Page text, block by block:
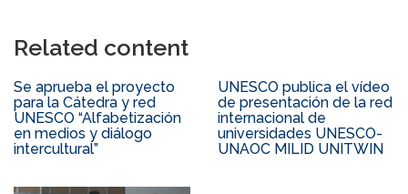
Related content
Se aprueba el proyecto
para la Cátedra y red
UNESCO “Alfabetización
en medios y diálogo
intercultural”
UNESCO publica el vídeo
de presentación de la red
internacional de
universidades UNESCO-
UNAOC MILID UNITWIN